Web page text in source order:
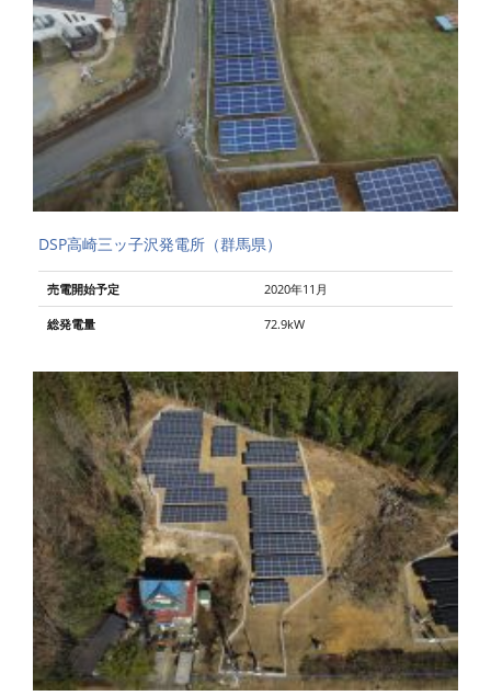
DSP高崎三ッ子沢発電所（群馬県）
売電開始予定 2020年11月
総発電量 72.9kW